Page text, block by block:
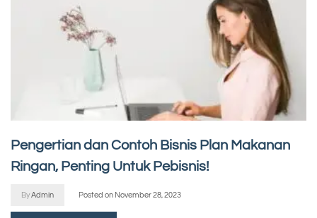
Pengertian dan Contoh Bisnis Plan Makanan
Ringan, Penting Untuk Pebisnis!
ByAdmin Posted on November 28, 2023